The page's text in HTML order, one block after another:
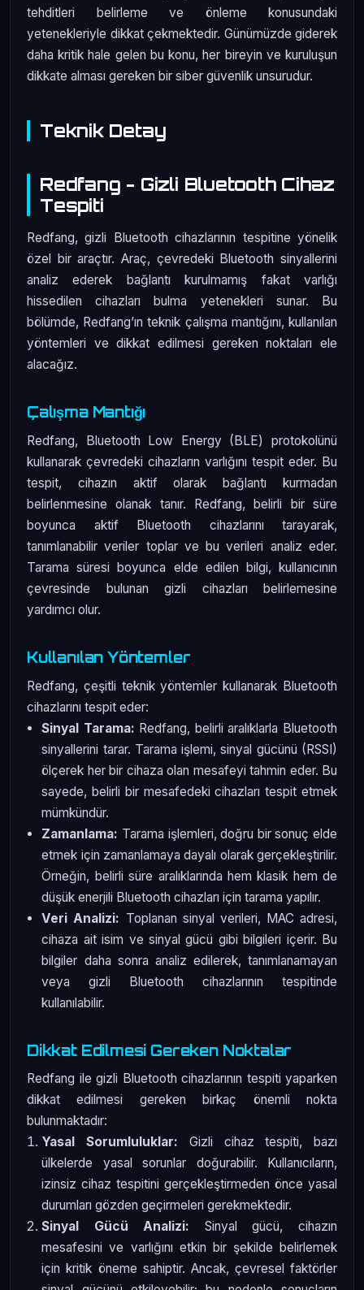
tehditleri belirleme ve önleme konusundaki
yetenekleriyle dikkat çekmektedir. Günümüzde giderek
daha kritik hale gelen bu konu, her bireyin ve kuruluşun
dikkate alması gereken bir siber güvenlik unsurudur.
Teknik Detay
Redfang - Gizli Bluetooth Cihaz
Tespiti
Redfang, gizli Bluetooth cihazlarının tespitine yönelik
özel bir araçtır. Araç, çevredeki Bluetooth sinyallerini
analiz ederek bağlantı kurulmamış fakat varlığı
hissedilen cihazları bulma yetenekleri sunar. Bu
bölümde, Redfang’ın teknik çalışma mantığını, kullanılan
yöntemleri ve dikkat edilmesi gereken noktaları ele
alacağız.
Çalışma Mantığı
Redfang, Bluetooth Low Energy (BLE) protokolünü
kullanarak çevredeki cihazların varlığını tespit eder. Bu
tespit, cihazın aktif olarak bağlantı kurmadan
belirlenmesine olanak tanır. Redfang, belirli bir süre
boyunca aktif Bluetooth cihazlarını tarayarak,
tanımlanabilir veriler toplar ve bu verileri analiz eder.
Tarama süresi boyunca elde edilen bilgi, kullanıcının
çevresinde bulunan gizli cihazları belirlemesine
yardımcı olur.
Kullanılan Yöntemler
Redfang, çeşitli teknik yöntemler kullanarak Bluetooth
cihazlarını tespit eder:
Sinyal Tarama: Redfang, belirli aralıklarla Bluetooth
sinyallerini tarar. Tarama işlemi, sinyal gücünü (RSSI)
ölçerek her bir cihaza olan mesafeyi tahmin eder. Bu
sayede, belirli bir mesafedeki cihazları tespit etmek
mümkündür.
Zamanlama: Tarama işlemleri, doğru bir sonuç elde
etmek için zamanlamaya dayalı olarak gerçekleştirilir.
Örneğin, belirli süre aralıklarında hem klasik hem de
düşük enerjili Bluetooth cihazları için tarama yapılır.
Veri Analizi: Toplanan sinyal verileri, MAC adresi,
cihaza ait isim ve sinyal gücü gibi bilgileri içerir. Bu
bilgiler daha sonra analiz edilerek, tanımlanamayan
veya gizli Bluetooth cihazlarının tespitinde
kullanılabilir.
Dikkat Edilmesi Gereken Noktalar
Redfang ile gizli Bluetooth cihazlarının tespiti yaparken
dikkat edilmesi gereken birkaç önemli nokta
bulunmaktadır:
Yasal Sorumluluklar: Gizli cihaz tespiti, bazı
ülkelerde yasal sorunlar doğurabilir. Kullanıcıların,
izinsiz cihaz tespitini gerçekleştirmeden önce yasal
durumları gözden geçirmeleri gerekmektedir.
Sinyal Gücü Analizi: Sinyal gücü, cihazın
mesafesini ve varlığını etkin bir şekilde belirlemek
için kritik öneme sahiptir. Ancak, çevresel faktörler